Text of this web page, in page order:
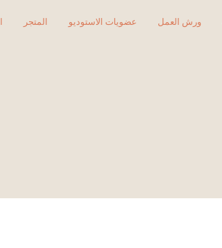
المتجر عضويات الاستوديو ورش العمل